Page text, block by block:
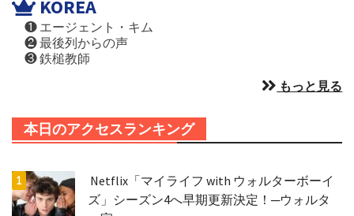
KOREA
❶ エージェント・キム
❷ 最後列からの声
❸ 鉄槌教師
もっと見る
本日のアクセスランキング
Netflix「マイライフ with ウォルターボーイ
ズ」シーズン4へ早期更新決定！─ウォルタ